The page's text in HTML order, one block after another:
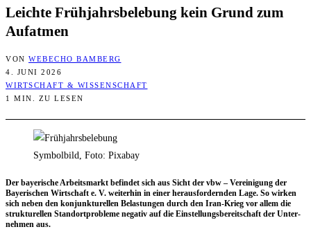
Leich­te Früh­jahrs­be­le­bung kein Grund zum
Aufatmen
VON WEBECHO BAMBERG
4. JUNI 2026
WIRTSCHAFT & WISSENSCHAFT
1 MIN. ZU LESEN
Symbolbild, Foto: Pixabay
Der baye­ri­sche Arbeits­markt befin­det sich aus Sicht der vbw – Ver­ei­ni­gung der
Baye­ri­schen Wirt­schaft e. V. wei­ter­hin in einer her­aus­for­dern­den Lage. So wir­ken
sich neben den kon­junk­tu­rel­len Belas­tun­gen durch den Iran-Krieg vor allem die
struk­tu­rel­len Stand­ort­pro­ble­me nega­tiv auf die Ein­stel­lungs­be­reit­schaft der Unter­
neh­men aus.